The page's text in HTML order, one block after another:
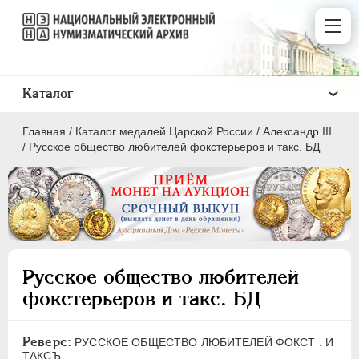
Главная / Каталог медалей Царской России / Александр III
/ Русское общество любителей фокстерьеров и такс. БД
Русское общество любителей
фокстерьеров и такс. БД
Реверс: РУССКОЕ ОБЩЕСТВО ЛЮБИТЕЛЕЙ ФОКСТ . И
ТАКСЪ
Каталог
ВСЕ
ЕКАТЕРИНА I
1725-1727
ПЕТР II 1727-1729
ИОАНН АНТОНОВИЧ 1740-1741